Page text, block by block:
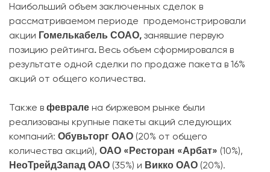
Наибольший объем заключенных сделок в
рассматриваемом периоде продемонстрировали
акции Гомелькабель СОАО, занявшие первую
позицию рейтинга. Весь объем сформировался в
результате одной сделки по продаже пакета в 16%
акций от общего количества.
Также в феврале на биржевом рынке были
реализованы крупные пакеты акций следующих
компаний: Обувьторг ОАО (20% от общего
количества акций), ОАО «Ресторан «Арбат» (10%),
НеоТрейдЗапад ОАО (35%) и Викко ОАО (20%).